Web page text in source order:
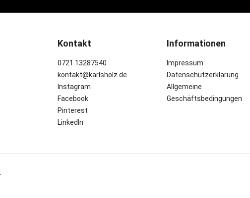
Kontakt
0721 13287540
kontakt@karlsholz.de
Instagram
Facebook
Pinterest
LinkedIn
Informationen
Impressum
Datenschutzerklärung
Allgemeine
Geschäftsbedingungen